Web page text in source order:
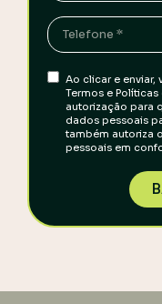
Ao clicar e
Termos e
autorização para
dados pessoais
também autoriza
pessoais em